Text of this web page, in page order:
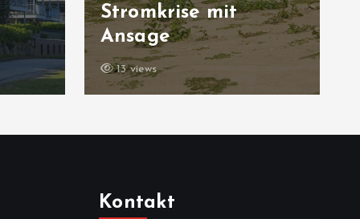
Stromkrise mit
Ansage
13 views
Kontakt